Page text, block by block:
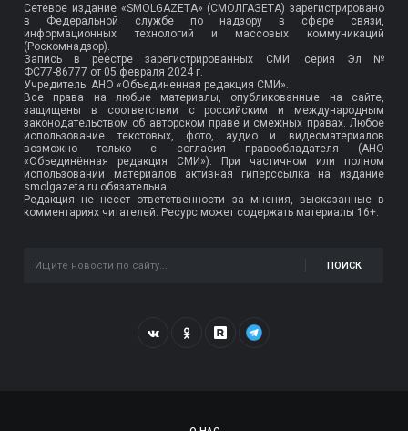
Сетевое издание «SMOLGAZETA» (СМОЛГАЗЕТА) зарегистрировано
в Федеральной службе по надзору в сфере связи,
информационных технологий и массовых коммуникаций
(Роскомнадзор).
Запись в реестре зарегистрированных СМИ: серия Эл №
ФС77-86777 от 05 февраля 2024 г.
Учредитель: АНО «Объединенная редакция СМИ».
Все права на любые материалы, опубликованные на сайте,
защищены в соответствии с российским и международным
законодательством об авторском праве и смежных правах. Любое
использование текстовых, фото, аудио и видеоматериалов
возможно только с согласия правообладателя (АНО
«Объединённая редакция СМИ»). При частичном или полном
использовании материалов активная гиперссылка на издание
smolgazeta.ru обязательна.
Редакция не несет ответственности за мнения, высказанные в
комментариях читателей. Ресурс может содержать материалы 16+.
ПОИСК